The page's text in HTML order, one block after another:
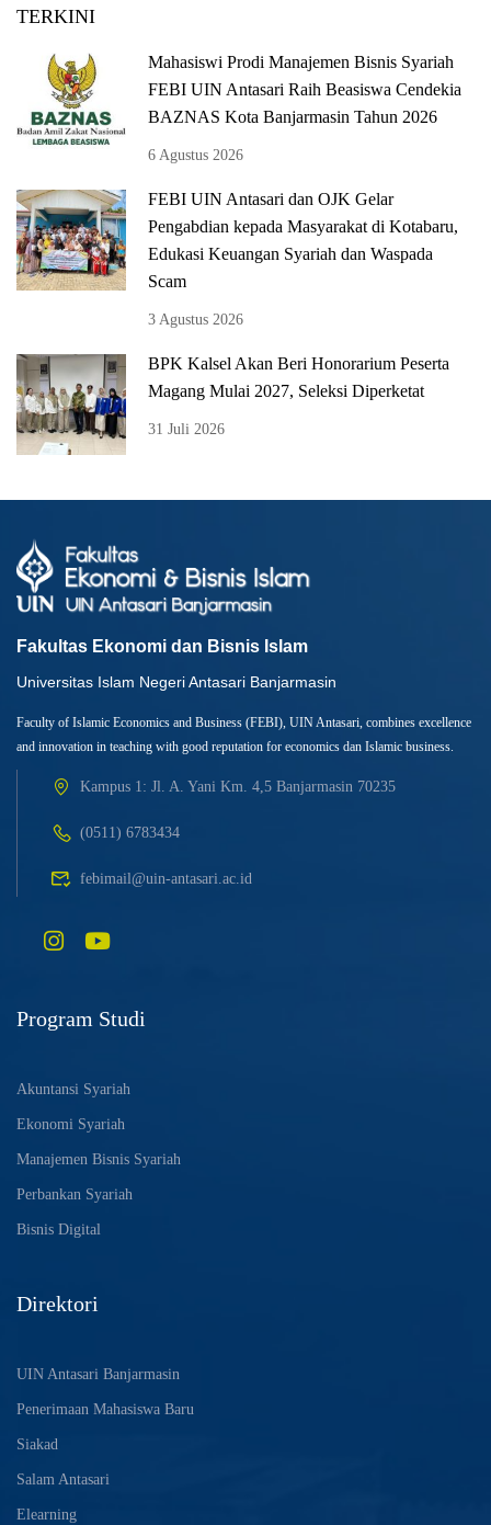
TERKINI
Mahasiswi Prodi Manajemen Bisnis Syariah
FEBI UIN Antasari Raih Beasiswa Cendekia
BAZNAS Kota Banjarmasin Tahun 2026
6 Agustus 2026
FEBI UIN Antasari dan OJK Gelar
Pengabdian kepada Masyarakat di Kotabaru,
Edukasi Keuangan Syariah dan Waspada
Scam
3 Agustus 2026
BPK Kalsel Akan Beri Honorarium Peserta
Magang Mulai 2027, Seleksi Diperketat
31 Juli 2026
Fakultas Ekonomi dan Bisnis Islam
Universitas Islam Negeri Antasari Banjarmasin
Faculty of Islamic Economics and Business (FEBI), UIN Antasari, combines excellence
and innovation in teaching with good reputation for economics dan Islamic business.
Kampus 1: Jl. A. Yani Km. 4,5 Banjarmasin 70235
(0511) 6783434
febimail@uin-antasari.ac.id
Program Studi
Akuntansi Syariah
Ekonomi Syariah
Manajemen Bisnis Syariah
Perbankan Syariah
Bisnis Digital
Direktori
UIN Antasari Banjarmasin
Penerimaan Mahasiswa Baru
Siakad
Salam Antasari
Elearning